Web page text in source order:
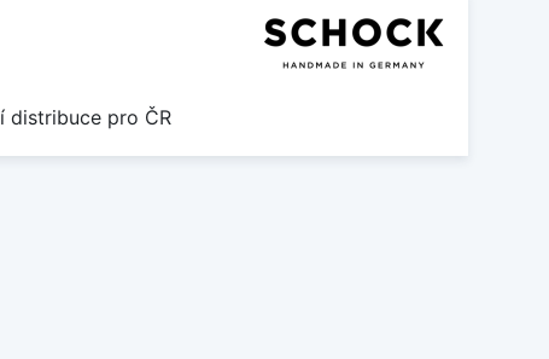
distribuce pro ČR